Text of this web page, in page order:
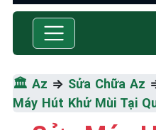
SỬA CHỮA &
☎️
🏛️ Az ⇒ Sửa Chữa Az
Máy Hút Khử Mùi Tại